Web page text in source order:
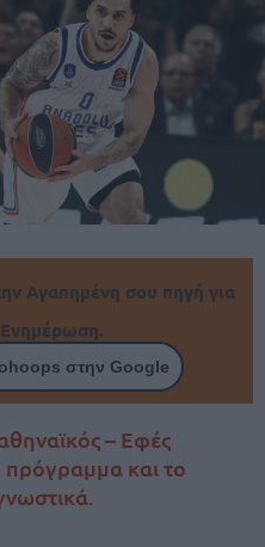
Αγαπημένη σου πηγή για
στην Google
– Εφές
πρόγραμμα και το